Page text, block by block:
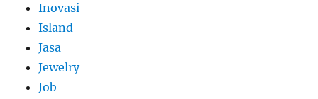
Inovasi
Island
Jasa
Jewelry
Job